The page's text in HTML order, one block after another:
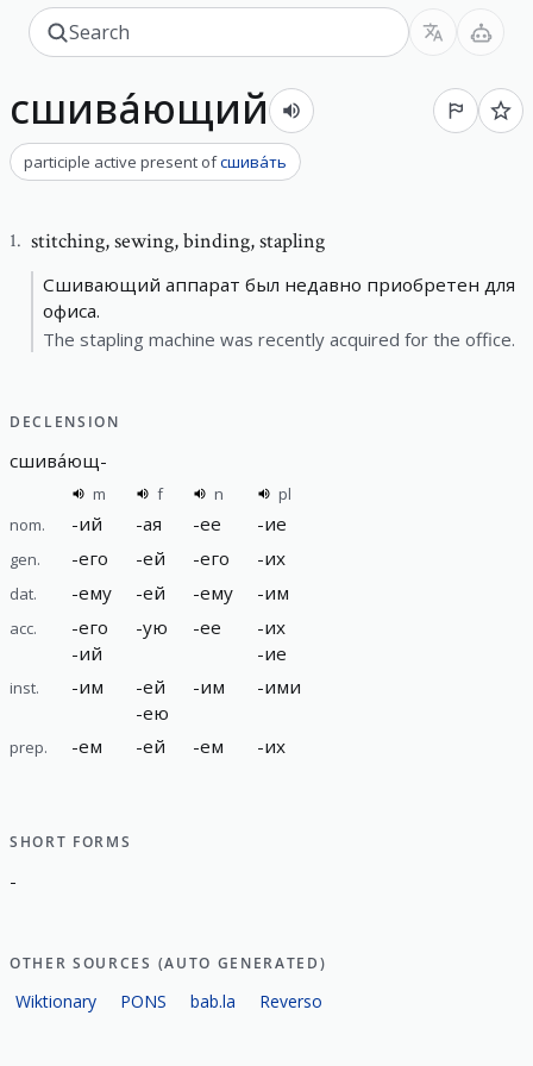
сшива́ющий
participle active present ofсшива́ть
1. stitching,sewing, binding, stapling
Сшивающий аппарат был недавно приобретен для
офиса.
The stapling machine was recently acquired for the office.
DECLENSION
сшива́ющ-
m f n
pl
nom.
-ий -ая -ее -ие
gen. -его -ей -его -их
dat. -ему -ей -ему -им
acc. -его
-ий
-ую -ее -их
-ие
inst. -им -ей
-ею
-им -ими
prep. -ем -ей -ем -их
SHORT FORMS
-
OTHER SOURCES (AUTO GENERATED)
Wiktionary PONS bab.la Reverso